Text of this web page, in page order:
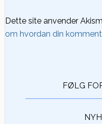
Dette site anvender
om hvordan din
FØLG